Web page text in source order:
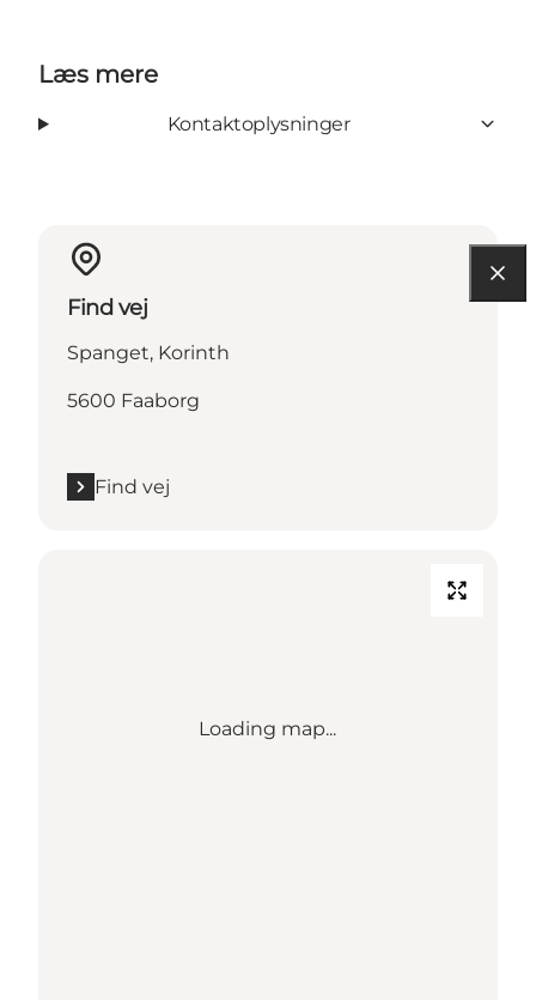
Læs mere
Kontaktoplysninger
Find vej
Spanget, Korinth
5600 Faaborg
Find vej
Loading map...